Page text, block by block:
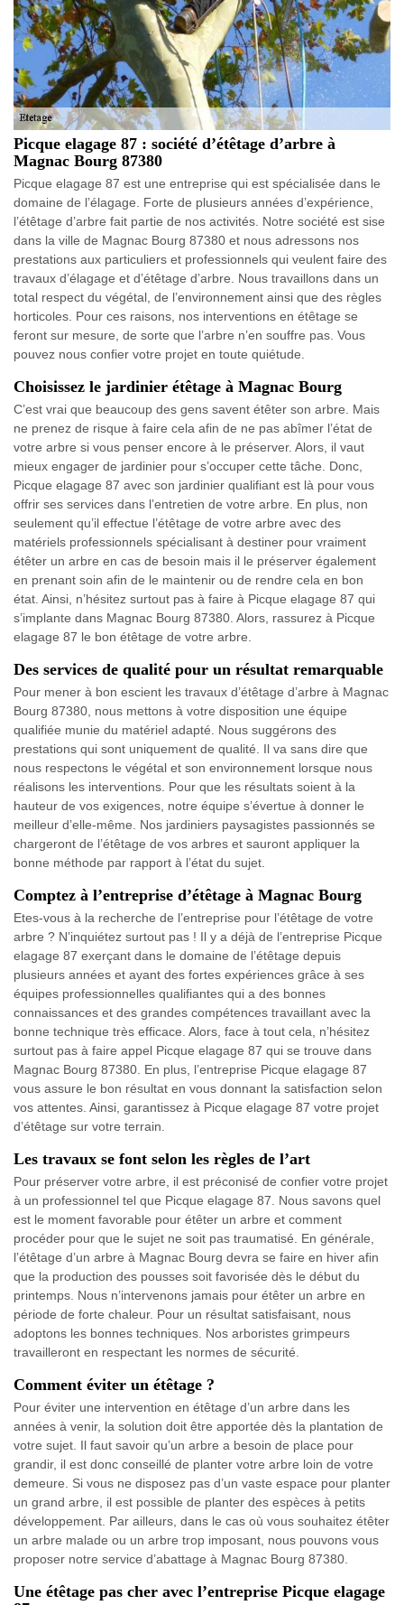
Picque elagage 87 : société d’étêtage d’arbre à
Magnac Bourg 87380
Picque elagage 87 est une entreprise qui est spécialisée dans le
domaine de l’élagage. Forte de plusieurs années d’expérience,
l’étêtage d’arbre fait partie de nos activités. Notre société est sise
dans la ville de Magnac Bourg 87380 et nous adressons nos
prestations aux particuliers et professionnels qui veulent faire des
travaux d’élagage et d’étêtage d’arbre. Nous travaillons dans un
total respect du végétal, de l’environnement ainsi que des règles
horticoles. Pour ces raisons, nos interventions en étêtage se
feront sur mesure, de sorte que l’arbre n’en souffre pas. Vous
pouvez nous confier votre projet en toute quiétude.
Choisissez le jardinier étêtage à Magnac Bourg
C’est vrai que beaucoup des gens savent étêter son arbre. Mais
ne prenez de risque à faire cela afin de ne pas abîmer l’état de
votre arbre si vous penser encore à le préserver. Alors, il vaut
mieux engager de jardinier pour s’occuper cette tâche. Donc,
Picque elagage 87 avec son jardinier qualifiant est là pour vous
offrir ses services dans l’entretien de votre arbre. En plus, non
seulement qu’il effectue l’étêtage de votre arbre avec des
matériels professionnels spécialisant à destiner pour vraiment
étêter un arbre en cas de besoin mais il le préserver également
en prenant soin afin de le maintenir ou de rendre cela en bon
état. Ainsi, n’hésitez surtout pas à faire à Picque elagage 87 qui
s’implante dans Magnac Bourg 87380. Alors, rassurez à Picque
elagage 87 le bon étêtage de votre arbre.
Des services de qualité pour un résultat remarquable
Pour mener à bon escient les travaux d’étêtage d’arbre à Magnac
Bourg 87380, nous mettons à votre disposition une équipe
qualifiée munie du matériel adapté. Nous suggérons des
prestations qui sont uniquement de qualité. Il va sans dire que
nous respectons le végétal et son environnement lorsque nous
réalisons les interventions. Pour que les résultats soient à la
hauteur de vos exigences, notre équipe s’évertue à donner le
meilleur d’elle-même. Nos jardiniers paysagistes passionnés se
chargeront de l’étêtage de vos arbres et sauront appliquer la
bonne méthode par rapport à l’état du sujet.
Comptez à l’entreprise d’étêtage à Magnac Bourg
Etes-vous à la recherche de l’entreprise pour l’étêtage de votre
arbre ? N’inquiétez surtout pas ! Il y a déjà de l’entreprise Picque
elagage 87 exerçant dans le domaine de l’étêtage depuis
plusieurs années et ayant des fortes expériences grâce à ses
équipes professionnelles qualifiantes qui a des bonnes
connaissances et des grandes compétences travaillant avec la
bonne technique très efficace. Alors, face à tout cela, n’hésitez
surtout pas à faire appel Picque elagage 87 qui se trouve dans
Magnac Bourg 87380. En plus, l’entreprise Picque elagage 87
vous assure le bon résultat en vous donnant la satisfaction selon
vos attentes. Ainsi, garantissez à Picque elagage 87 votre projet
d’étêtage sur votre terrain.
Les travaux se font selon les règles de l’art
Pour préserver votre arbre, il est préconisé de confier votre projet
à un professionnel tel que Picque elagage 87. Nous savons quel
est le moment favorable pour étêter un arbre et comment
procéder pour que le sujet ne soit pas traumatisé. En générale,
l’étêtage d’un arbre à Magnac Bourg devra se faire en hiver afin
que la production des pousses soit favorisée dès le début du
printemps. Nous n’intervenons jamais pour étêter un arbre en
période de forte chaleur. Pour un résultat satisfaisant, nous
adoptons les bonnes techniques. Nos arboristes grimpeurs
travailleront en respectant les normes de sécurité.
Comment éviter un étêtage ?
Pour éviter une intervention en étêtage d’un arbre dans les
années à venir, la solution doit être apportée dès la plantation de
votre sujet. Il faut savoir qu’un arbre a besoin de place pour
grandir, il est donc conseillé de planter votre arbre loin de votre
demeure. Si vous ne disposez pas d’un vaste espace pour planter
un grand arbre, il est possible de planter des espèces à petits
développement. Par ailleurs, dans le cas où vous souhaitez étêter
un arbre malade ou un arbre trop imposant, nous pouvons vous
proposer notre service d’abattage à Magnac Bourg 87380.
Une étêtage pas cher avec l’entreprise Picque elagage